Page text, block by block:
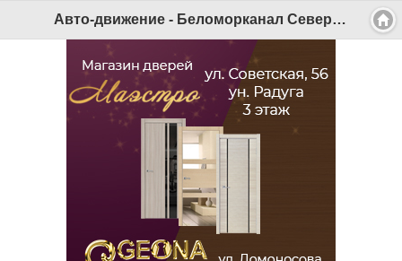
Авто-движение - Беломорканал Северодвинск tv29.ru